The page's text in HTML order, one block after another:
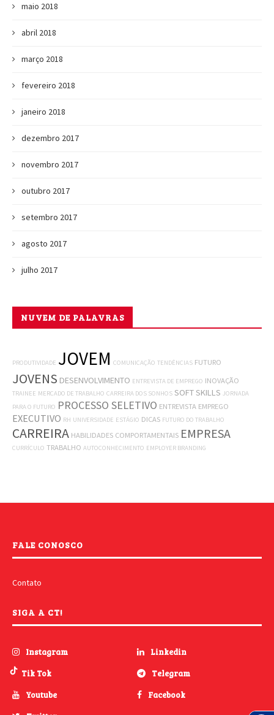
maio 2018
abril 2018
março 2018
fevereiro 2018
janeiro 2018
dezembro 2017
novembro 2017
outubro 2017
setembro 2017
agosto 2017
julho 2017
NUVEM DE PALAVRAS
PRODUTIVIDADE JOVEM COMUNICAÇÃO TENDÊNCIAS FUTURO
JOVENS DESENVOLVIMENTO ENTREVISTA DE EMPREGO INOVAÇÃO
TRAINEE MERCADO DE TRABALHO CARREIRA DOS SONHOS SOFT SKILLS JORNADA
PARA O FUTURO PROCESSO SELETIVO ENTREVISTA EMPREGO
EXECUTIVO RH UNIVERSIDADE ESTÁGIO DICAS FUTURO DO TRABALHO
CARREIRA HABILIDADES COMPORTAMENTAIS EMPRESA
CURRÍCULO TRABALHO AUTOCONHECIMENTO EMPLOYER BRANDING
FALE CONOSCO
Contato
SIGA A CT!
Instagram
Linkedin
Tik Tok
Telegram
Youtube
Facebook